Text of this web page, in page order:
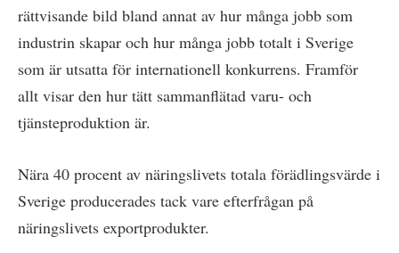
rättvisande bild bland annat av hur många jobb som
industrin skapar och hur många jobb totalt i Sverige
som är utsatta för internationell konkurrens. Framför
allt visar den hur tätt sammanflätad varu- och
tjänsteproduktion är.
Nära 40 procent av näringslivets totala förädlingsvärde i
Sverige producerades tack vare efterfrågan på
näringslivets exportprodukter.